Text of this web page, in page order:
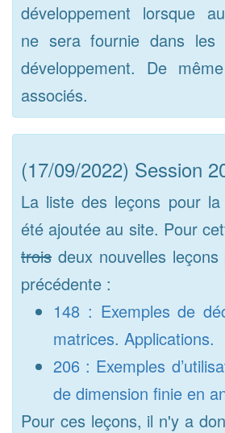
développement lorsque
ne sera fournie dans les
développement. De
associés.
(17/09/2022) Session
La liste des leçons pour
été ajoutée au site. Pour
trois deux nouvelles
précédente :
148 : Exemples de
matrices. Applications.
206 : Exemples
de dimension finie en
Pour ces leçons, il n'y a